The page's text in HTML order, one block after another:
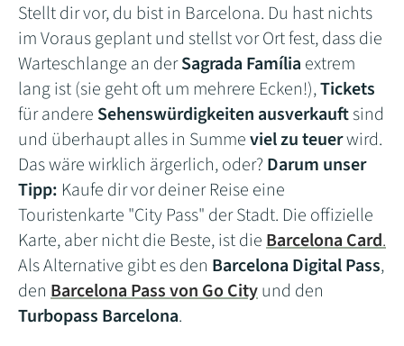
Stellt dir vor, du bist in Barcelona. Du hast nichts
im Voraus geplant und stellst vor Ort fest, dass die
Warteschlange an derSagrada Família extrem
lang ist (sie geht oft um mehrere Ecken!),Tickets
für andere Sehenswürdigkeiten ausverkauftsind
und überhaupt alles in Summeviel zu teuerwird.
Das wäre wirklich ärgerlich, oder? Darum unser
Tipp: Kaufe dir vor deiner Reise eine
Touristenkarte "City Pass" der Stadt. Die offizielle
Karte, aber nicht die Beste, ist dieBarcelona Card.
Als Alternative gibt es den Barcelona Digital Pass,
den Barcelona Pass von Go Cityund den
Turbopass Barcelona.